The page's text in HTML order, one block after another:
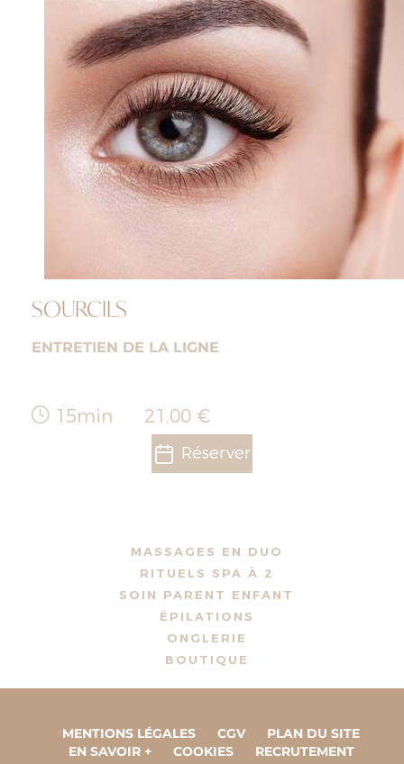
SOURCILS
ENTRETIEN DE LA LIGNE
15min 21,00 €
Réserver
MASSAGES EN DUO
RITUELS SPA À 2
SOIN PARENT ENFANT
ÉPILATIONS
ONGLERIE
BOUTIQUE
MENTIONS LÉGALES CGV
PLAN DU SITE
EN SAVOIR +
COOKIES
RECRUTEMENT